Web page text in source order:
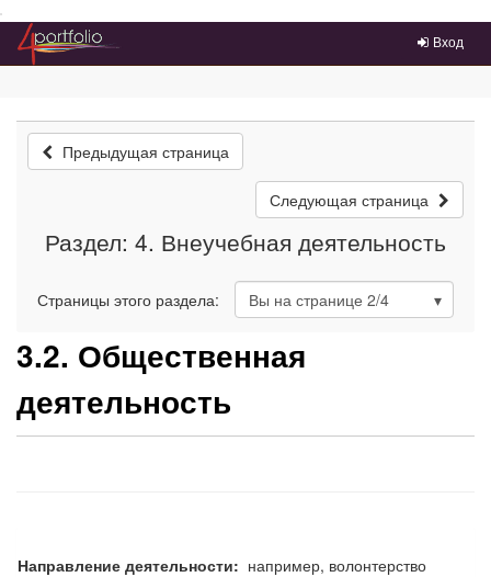
Преейти на главное меню
Вход
Предыдущая страница
Следующая страница
Раздел: 4. Внеучебная деятельность
Страницы этого раздела: Вы на странице 2/4
3.2. Общественная
деятельность
Направление деятельности: например, волонтерство